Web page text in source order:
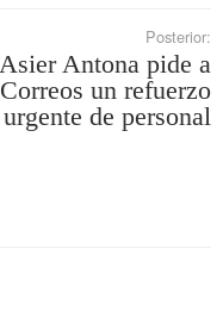
Posterior:
Asier Antona pide a
Correos un refuerzo
urgente de personal